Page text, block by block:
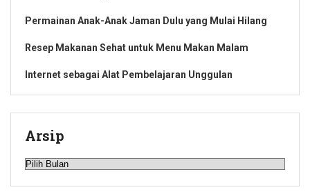
Permainan Anak-Anak Jaman Dulu yang Mulai Hilang
Resep Makanan Sehat untuk Menu Makan Malam
Internet sebagai Alat Pembelajaran Unggulan
Arsip
Arsip